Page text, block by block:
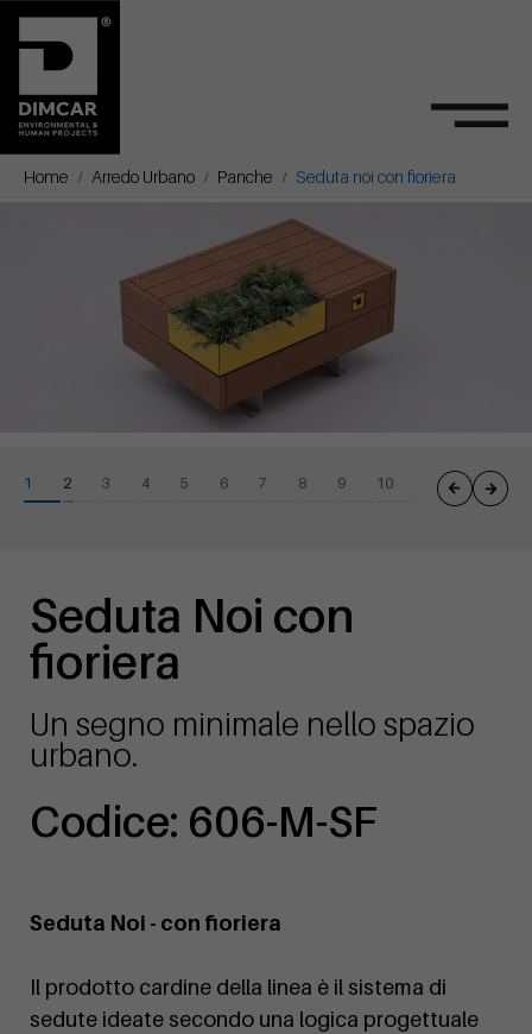
Home Arredo Urbano Panche Seduta noi con fioriera
Seduta Noi con
fioriera
Un segno minimale nello spazio
urbano.
Codice: 606-M-SF
Seduta Noi - con fioriera
Il prodotto cardine della linea è il sistema di
sedute ideate secondo una logica progettuale